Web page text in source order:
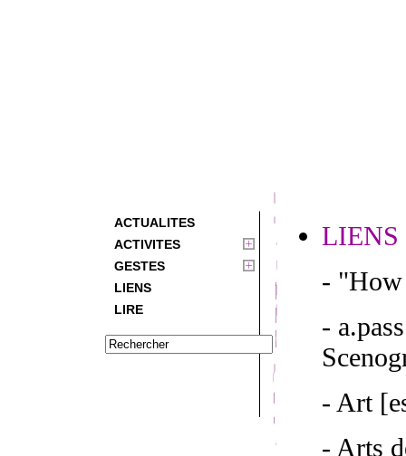
ACTUALITES
ACTIVITES
GESTES
LIENS
LIRE
LIENS
- "How
-
- Art
- Arts